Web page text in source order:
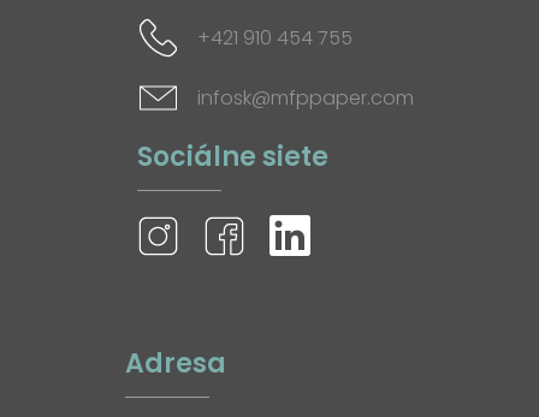
+421 910 454 755
infosk@mfppaper.com
Sociálne siete
Adresa